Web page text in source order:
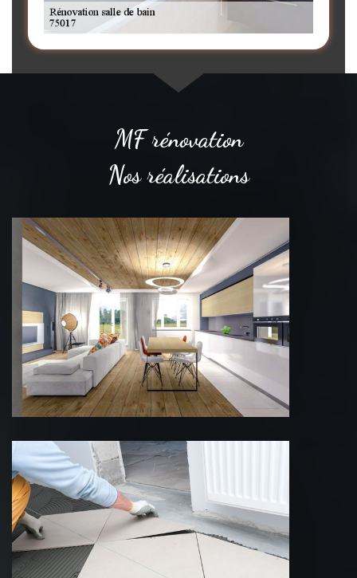
MF rénovation
Nos réalisations
Rénovation de maison 75 Paris
Pose de carrelage 75 Paris